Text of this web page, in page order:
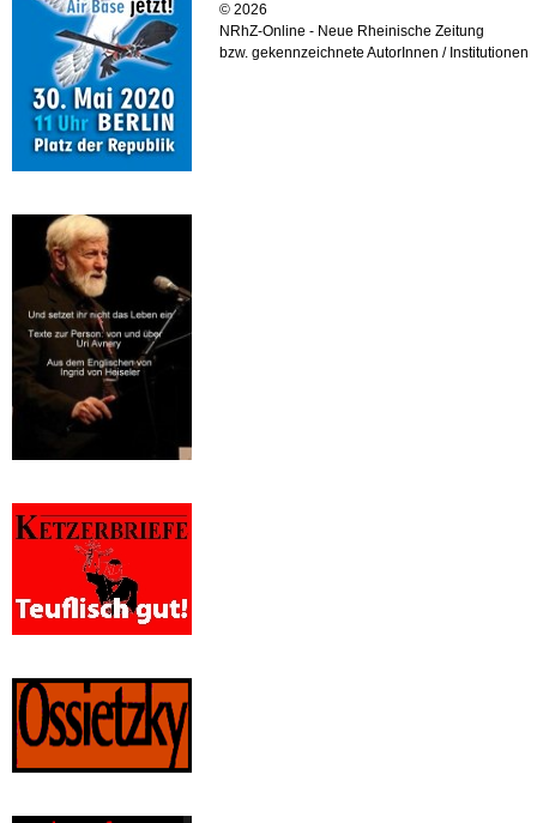
© 2026
NRhZ-Online - Neue Rheinische Zeitung
bzw. gekennzeichnete AutorInnen / Institutionen